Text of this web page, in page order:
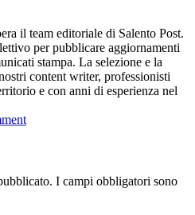
il team editoriale di Salento Post.
per pubblicare aggiornamenti
stampa. La selezione e la
content writer, professionisti
e con anni di esperienza nel
I campi obbligatori sono